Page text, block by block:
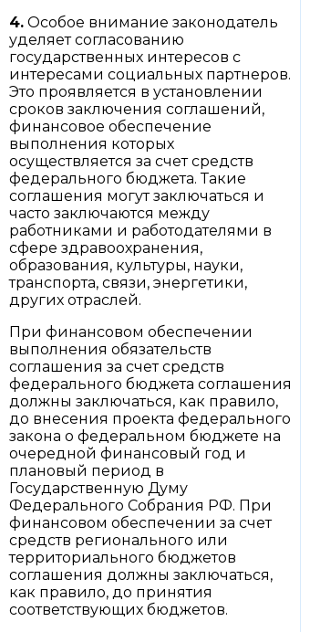
4. Особое внимание законодатель
уделяет согласованию
государственных интересов с
интересами социальных партнеров.
Это проявляется в установлении
сроков заключения соглашений,
финансовое обеспечение
выполнения которых
осуществляется за счет средств
федерального бюджета. Такие
соглашения могут заключаться и
часто заключаются между
работниками и работодателями в
сфере здравоохранения,
образования, культуры, науки,
транспорта, связи, энергетики,
других отраслей.
При финансовом обеспечении
выполнения обязательств
соглашения за счет средств
федерального бюджета соглашения
должны заключаться, как правило,
до внесения проекта федерального
закона о федеральном бюджете на
очередной финансовый год и
плановый период в
Государственную Думу
Федерального Собрания РФ. При
финансовом обеспечении за счет
средств регионального или
территориального бюджетов
соглашения должны заключаться,
как правило, до принятия
соответствующих бюджетов.